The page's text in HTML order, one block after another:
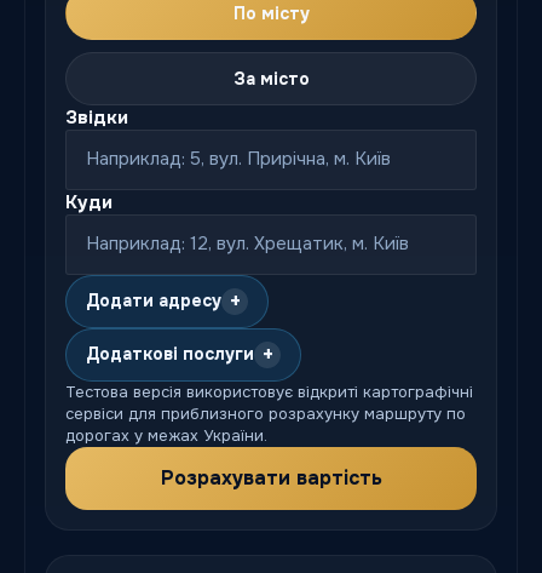
По місту
За місто
Звідки
Куди
Додати адресу +
Додаткові послуги +
Тестова версія використовує відкриті картографічні
сервіси для приблизного розрахунку маршруту по
дорогах у межах України.
Розрахувати вартість